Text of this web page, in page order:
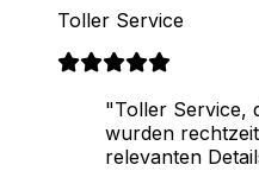
Toller Service
"Toller Service,
wurden
relevanten